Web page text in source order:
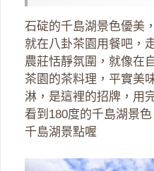
石碇的千島湖景色優美
就在八卦茶園用餐吧，
農莊恬靜氛圍，就像在
茶園的茶料理，平實美
淋，是這裡的招牌，用
看到180度的千島湖景
千島湖景點喔